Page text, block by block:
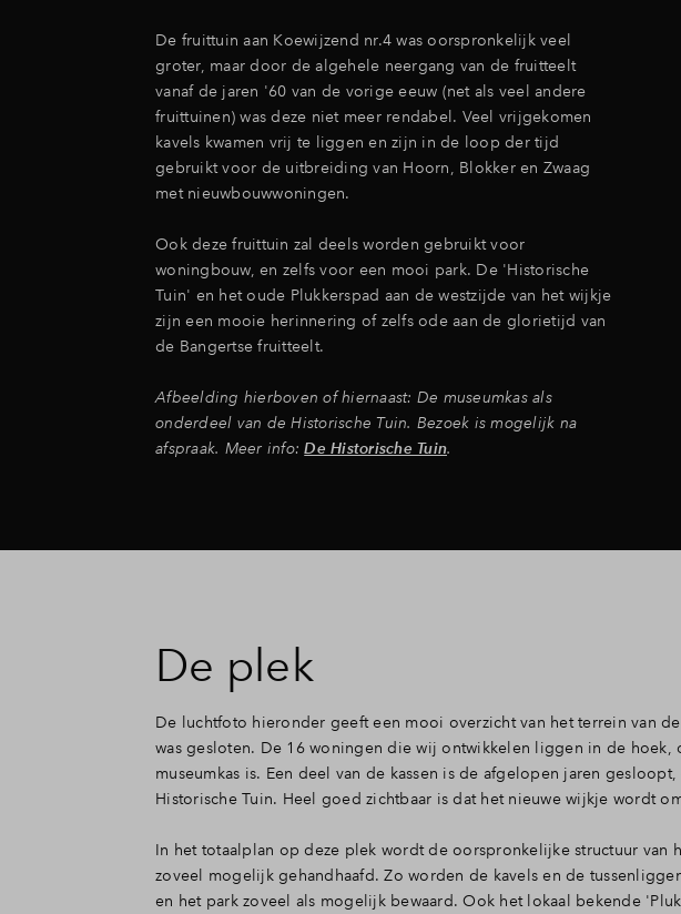
De fruittuin aan Koewijzend nr.4 was oorspronkelijk veel
groter, maar door de algehele neergang van de fruitteelt
vanaf de jaren '60 van de vorige eeuw (net als veel andere
fruittuinen) was deze niet meer rendabel. Veel vrijgekomen
kavels kwamen vrij te liggen en zijn in de loop der tijd
gebruikt voor de uitbreiding van Hoorn, Blokker en Zwaag
met nieuwbouwwoningen.
Ook deze fruittuin zal deels worden gebruikt voor
woningbouw, en zelfs voor een mooi park. De 'Historische
Tuin' en het oude Plukkerspad aan de westzijde van het wijkje
zijn een mooie herinnering of zelfs ode aan de glorietijd van
de Bangertse fruitteelt.
Afbeelding hierboven of hiernaast: De museumkas als
onderdeel van de Historische Tuin. Bezoek is mogelijk na
afspraak. Meer info:De Historische Tuin.
De plek
De luchtfoto hieronder geeft een mooi overzicht van het terrein van
was gesloten. De 16 woningen die wij ontwikkelen liggen in de hoek,
museumkas is. Een deel van de kassen is de afgelopen jaren
Historische Tuin. Heel goed zichtbaar is dat het nieuwe wijkje wordt
In het totaalplan op deze plek wordt de oorspronkelijke structuur van
zoveel mogelijk gehandhaafd. Zo worden de kavels en de
en het park zoveel als mogelijk bewaard. Ook het lokaal bekende